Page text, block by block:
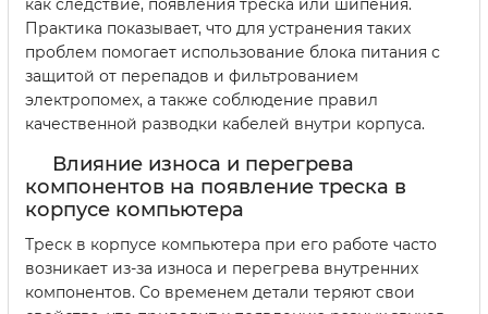
Практика показывает, что для устранения таких
проблем помогает использование блока питания с
защитой от перепадов и фильтрованием
электропомех, а также соблюдение правил
качественной разводки кабелей внутри корпуса.
Влияние износа и перегрева
компонентов на появление треска в
корпусе компьютера
Треск в корпусе компьютера при его работе часто
возникает из-за износа и перегрева внутренних
компонентов. Со временем детали теряют свои